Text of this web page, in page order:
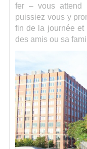
fer – vous attend
puissiez vous y
fin de la journée et
des amis ou sa